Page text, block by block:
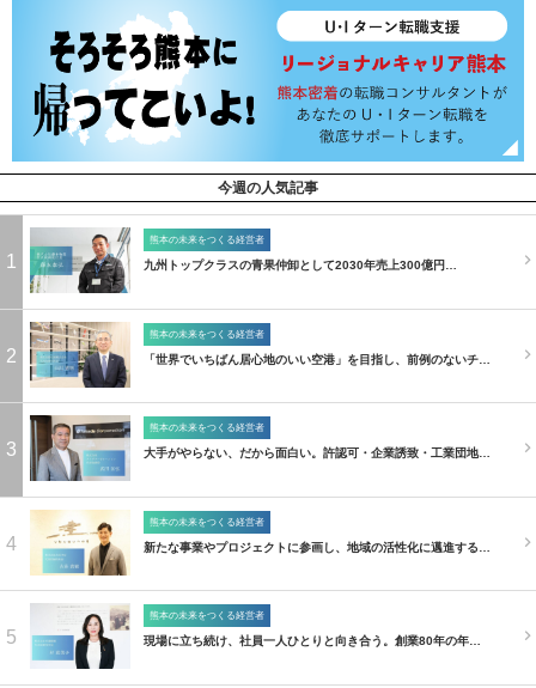
今週の人気記事
1
熊本の未来をつくる経営者
九州トップクラスの青果仲卸として2030年売上300億円…
2
熊本の未来をつくる経営者
「世界でいちばん居心地のいい空港」を目指し、前例のないチ…
3
熊本の未来をつくる経営者
大手がやらない、だから面白い。許認可・企業誘致・工業団地…
4
熊本の未来をつくる経営者
新たな事業やプロジェクトに参画し、地域の活性化に邁進する…
5
熊本の未来をつくる経営者
現場に立ち続け、社員一人ひとりと向き合う。創業80年の年…